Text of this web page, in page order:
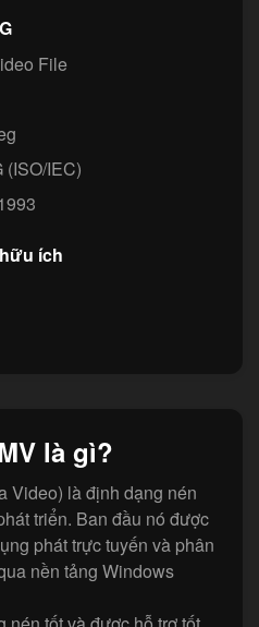
File
(ISO/IEC)
ích
là gì?
Video) là định dạng nén
triển. Ban đầu nó được
phát trực tuyến và phân
nền tảng Windows